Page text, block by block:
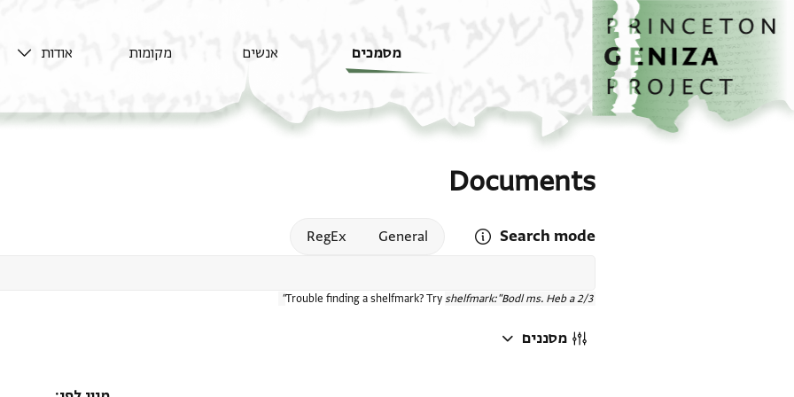
דילוג לתוכן
דף הבית
מסמכים אנשים מקומות אודות
Documents
Search mode
Open search mode help
General
RegEx
Trouble finding a shelfmark? Try shelfmark:"Bodl ms. Heb a 2/3"
מסננים